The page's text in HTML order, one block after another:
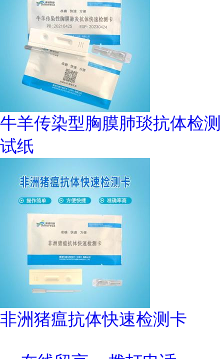
牛羊传染型胸膜肺琰抗体检测
试纸
非洲猪瘟抗体快速检测卡